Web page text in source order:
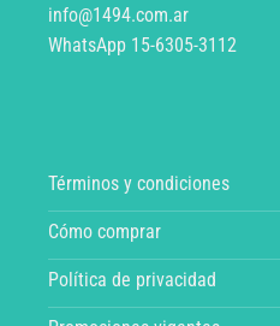
info@1494.com.ar
WhatsApp 15-6305-3112
Términos y condiciones
Cómo comprar
Política de privacidad